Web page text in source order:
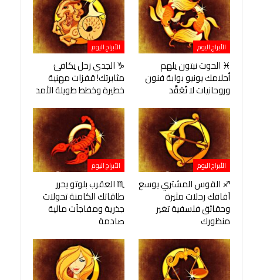
الأبراج اليوم
♓ الحوت نبتون يلهم
أحلامك يونيو بوابة فنون
وروحانيات لا تُعَقَّد
الأبراج اليوم
♑ الجدي زحل يكافئ
مثابرتك! قفزات مهنية
خطيرة وخطط طويلة الأمد
الأبراج اليوم
♐ القوس المشتري يوسع
آفاقك رحلات مثيرة
وحقائق فلسفية تغير
منظورك
الأبراج اليوم
♏ العقرب بلوتو يحرر
طاقاتك الكامنة تحولات
جذرية ومفاجآت مالية
صادمة